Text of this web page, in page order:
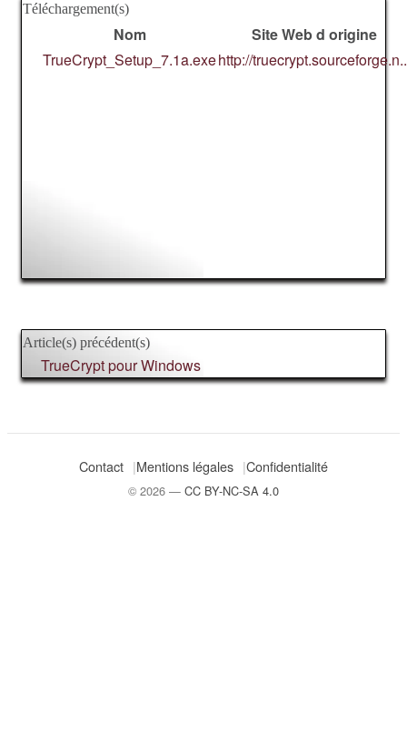
Téléchargement(s)
Nom
Site Web d origine
TrueCrypt_Setup_7.1a.exehttp://
Article(s) précédent(s)
TrueCrypt pour Windows
Contact Mentions légales Confidentialité
© 2026 — CC BY-NC-SA 4.0